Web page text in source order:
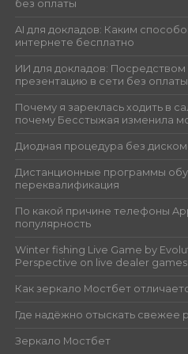
без оплаты
AI для докладов: Каким
интернете бесплатно
ИИ для докладов: Посредством
презентацию в сети без оплаты
Почему я зареклась ходить в
почему Бесстыжая изменила
Диодная процедура без
Дистанционные программы
переквалификация
По какой причине телефоны
популярность
Winter fishing Live Game by
Perspective on live dealer games
Как зеркало Мостбет
Где надёжно отыскать свежее
Зеркало Мостбет